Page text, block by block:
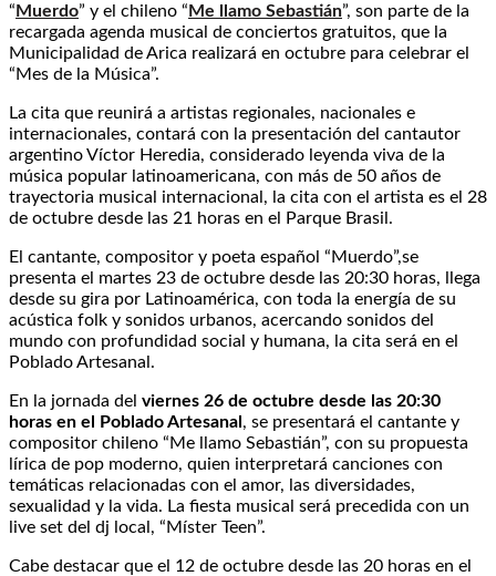
“ Muerdo” y el chileno “ Me llamo Sebastián”, son parte de la
recargada agenda musical de conciertos gratuitos, que la
Municipalidad de Arica realizará en octubre para celebrar el
“Mes de la Música”.
La cita que reunirá a artistas regionales, nacionales e
internacionales, contará con la presentación del cantautor
argentino Víctor Heredia, considerado leyenda viva de la
música popular latinoamericana, con más de 50 años de
trayectoria musical internacional, la cita con el artista es el 28
de octubre desde las 21 horas en el Parque Brasil.
El cantante, compositor y poeta español “Muerdo”,se
presenta el martes 23 de octubre desde las 20:30 horas, llega
desde su gira por Latinoamérica, con toda la energía de su
acústica folk y sonidos urbanos, acercando sonidos del
mundo con profundidad social y humana, la cita será en el
Poblado Artesanal.
En la jornada del viernes 26 de octubre desde las 20:30
horas en el Poblado Artesanal , se presentará el cantante y
compositor chileno “Me llamo Sebastián”, con su propuesta
lírica de pop moderno, quien interpretará canciones con
temáticas relacionadas con el amor, las diversidades,
sexualidad y la vida. La fiesta musical será precedida con un
live set del dj local, “Míster Teen”.
Cabe destacar que el 12 de octubre desde las 20 horas en el